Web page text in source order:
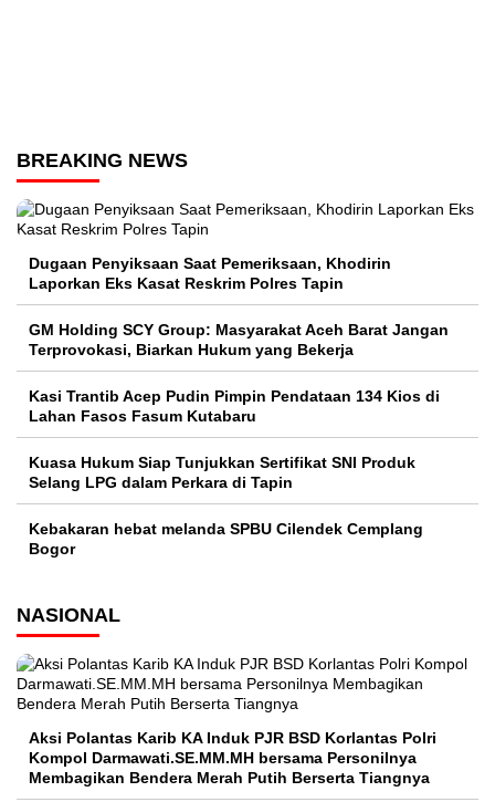
BREAKING NEWS
Dugaan Penyiksaan Saat Pemeriksaan, Khodirin
Laporkan Eks Kasat Reskrim Polres Tapin
GM Holding SCY Group: Masyarakat Aceh Barat Jangan
Terprovokasi, Biarkan Hukum yang Bekerja
Kasi Trantib Acep Pudin Pimpin Pendataan 134 Kios di
Lahan Fasos Fasum Kutabaru
Kuasa Hukum Siap Tunjukkan Sertifikat SNI Produk
Selang LPG dalam Perkara di Tapin
Kebakaran hebat melanda SPBU Cilendek Cemplang
Bogor
NASIONAL
Aksi Polantas Karib KA Induk PJR BSD Korlantas Polri
Kompol Darmawati.SE.MM.MH bersama Personilnya
Membagikan Bendera Merah Putih Berserta Tiangnya